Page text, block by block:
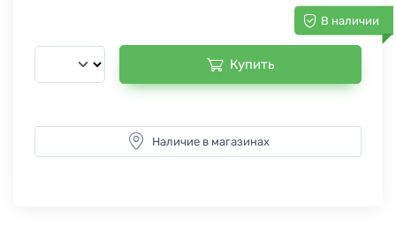
В наличии
Купить
Наличие в магазинах